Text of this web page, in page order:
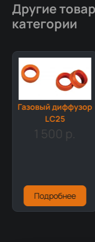
Другие
категории
Газовый диффузор
LC25
1 500 р.
Подробнее